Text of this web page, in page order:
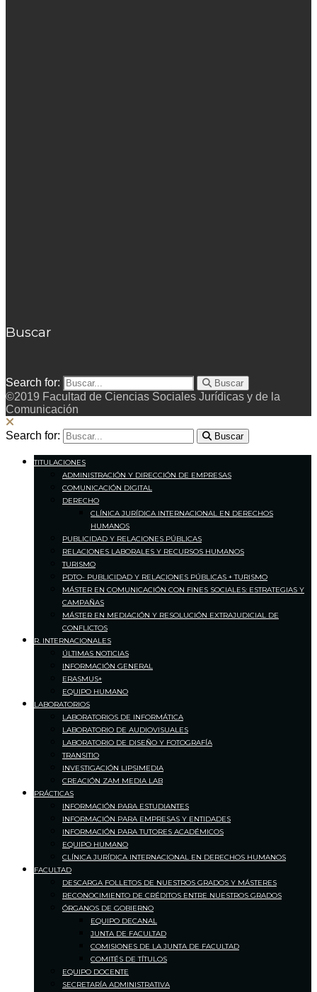
Buscar
Search for: Buscar
©2019 Facultad de Ciencias Sociales Jurídicas y de la
Comunicación
Search for: Buscar
TITULACIONES
ADMINISTRACIÓN Y DIRECCIÓN DE EMPRESAS
COMUNICACIÓN DIGITAL
DERECHO
CLÍNICA JURÍDICA INTERNACIONAL EN DERECHOS
HUMANOS
PUBLICIDAD Y RELACIONES PÚBLICAS
RELACIONES LABORALES Y RECURSOS HUMANOS
TURISMO
PDTO- PUBLICIDAD Y RELACIONES PÚBLICAS + TURISMO
MÁSTER EN COMUNICACIÓN CON FINES SOCIALES: ESTRATEGIAS Y
CAMPAÑAS
MÁSTER EN MEDIACIÓN Y RESOLUCIÓN EXTRAJUDICIAL DE
CONFLICTOS
R. INTERNACIONALES
ÚLTIMAS NOTICIAS
INFORMACIÓN GENERAL
ERASMUS+
EQUIPO HUMANO
LABORATORIOS
LABORATORIOS DE INFORMÁTICA
LABORATORIO DE AUDIOVISUALES
LABORATORIO DE DISEÑO Y FOTOGRAFÍA
TRANSITIO
INVESTIGACIÓN LIPSIMEDIA
CREACIÓN ZAM MEDIA LAB
PRÁCTICAS
INFORMACIÓN PARA ESTUDIANTES
INFORMACIÓN PARA EMPRESAS Y ENTIDADES
INFORMACIÓN PARA TUTORES ACADÉMICOS
EQUIPO HUMANO
CLÍNICA JURÍDICA INTERNACIONAL EN DERECHOS HUMANOS
FACULTAD
DESCARGA FOLLETOS DE NUESTROS GRADOS Y MÁSTERES
RECONOCIMIENTO DE CRÉDITOS ENTRE NUESTROS GRADOS
ÓRGANOS DE GOBIERNO
EQUIPO DECANAL
JUNTA DE FACULTAD
COMISIONES DE LA JUNTA DE FACULTAD
COMITÉS DE TÍTULOS
EQUIPO DOCENTE
SECRETARÍA ADMINISTRATIVA